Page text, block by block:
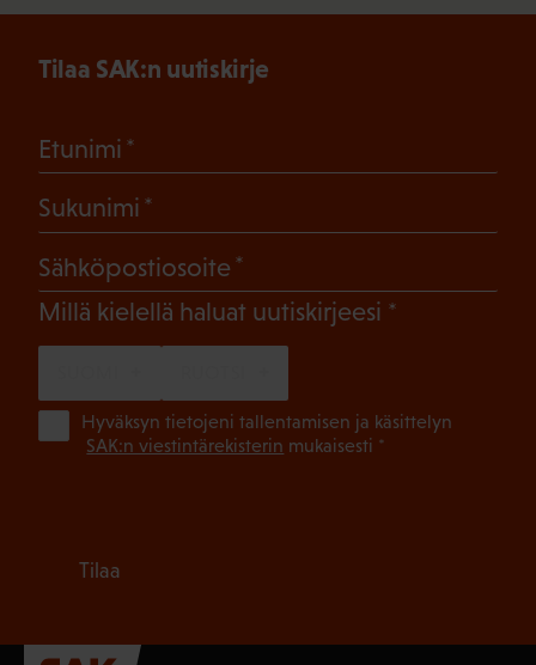
Tilaa SAK:n uutiskirje
Etunimi
Sukunimi
Sähköpostiosoite
Millä kielellä haluat uutiskirjeesi (Pakollinen)
Hyväksyn tietojeni tallentamisen ja käsittelyn
SAK:n viestintärekisterin mukaisesti *
Tilaa